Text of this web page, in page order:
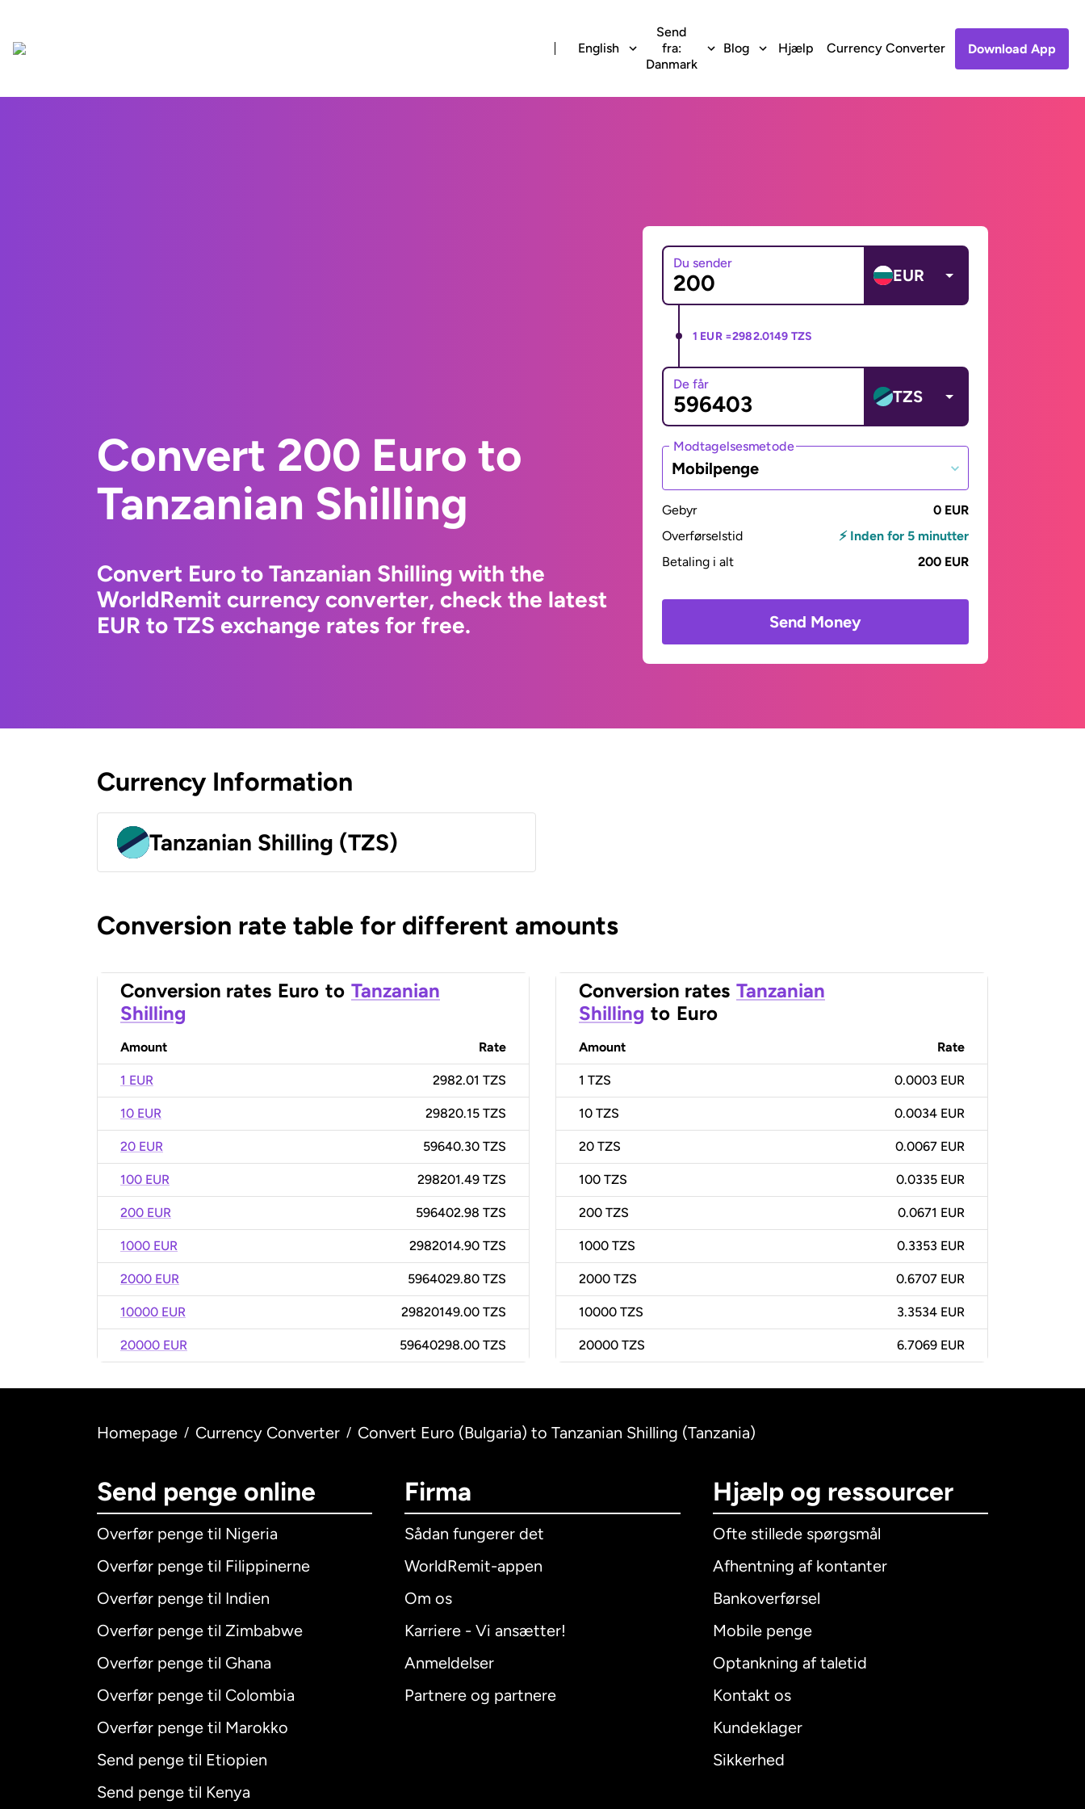
English
Send
fra:
Danmark
Blog Hjælp Currency Converter Download App
Convert 200 Euro to
Tanzanian Shilling
Convert Euro to Tanzanian Shilling with the
WorldRemit currency converter, check the latest
EUR to TZS exchange rates for free.
Du sender
EUR
1 EUR =2982.0149 TZS
De får
TZS
Modtagelsesmetode
Mobilpenge
Gebyr
0 EUR
Overførselstid
⚡ Inden for 5 minutter
Betaling i alt
200 EUR
Send Money
Currency Information
Tanzanian Shilling (TZS)
Conversion rate table for different amounts
Conversion rates Euro to Tanzanian
Shilling
Amount Rate
1 EUR 2982.01 TZS
10 EUR 29820.15 TZS
20 EUR 59640.30 TZS
100 EUR 298201.49 TZS
200 EUR 596402.98 TZS
1000 EUR 2982014.90 TZS
2000 EUR 5964029.80 TZS
10000 EUR 29820149.00 TZS
20000 EUR 59640298.00 TZS
Conversion rates Tanzanian
Shilling to Euro
Amount Rate
1 TZS 0.0003 EUR
10 TZS 0.0034 EUR
20 TZS 0.0067 EUR
100 TZS 0.0335 EUR
200 TZS 0.0671 EUR
1000 TZS 0.3353 EUR
2000 TZS 0.6707 EUR
10000 TZS 3.3534 EUR
20000 TZS 6.7069 EUR
Homepage / Currency Converter / Convert Euro (Bulgaria) to Tanzanian Shilling (Tanzania)
Send penge online
Overfør penge til Nigeria
Overfør penge til Filippinerne
Overfør penge til Indien
Overfør penge til Zimbabwe
Overfør penge til Ghana
Overfør penge til Colombia
Overfør penge til Marokko
Send penge til Etiopien
Send penge til Kenya
Firma
Sådan fungerer det
WorldRemit-appen
Om os
Karriere - Vi ansætter!
Anmeldelser
Partnere og partnere
Hjælp og ressourcer
Ofte stillede spørgsmål
Afhentning af kontanter
Bankoverførsel
Mobile penge
Optankning af taletid
Kontakt os
Kundeklager
Sikkerhed